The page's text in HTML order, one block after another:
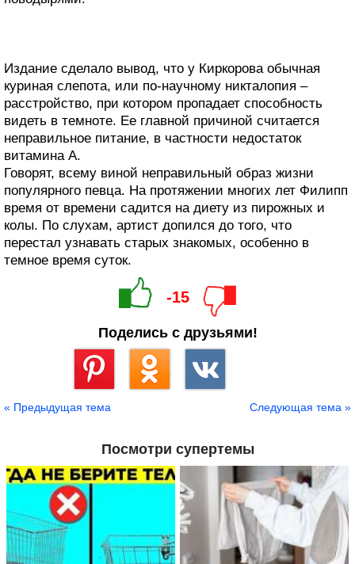
Издание сделало вывод, что у Киркорова обычная
куриная слепота, или по-научному никталопия –
расстройство, при котором пропадает способность
видеть в темноте. Ее главной причиной считается
неправильное питание, в частности недостаток
витамина А.
Говорят, всему виной неправильный образ жизни
популярного певца. На протяжении многих лет Филипп
время от времени садится на диету из пирожных и
колы. По слухам, артист допился до того, что
перестал узнавать старых знакомых, особенно в
темное время суток.
-15
Поделись с друзьями!
« Предыдущая тема Следующая тема »
Посмотри супертемы